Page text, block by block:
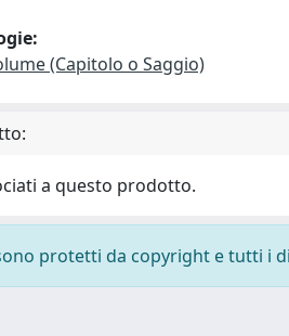
(Capitolo o Saggio)
a questo prodotto.
protetti da copyright e tutti i